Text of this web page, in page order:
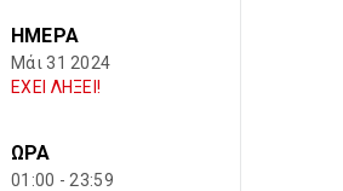
ΗΜΈΡΑ
Μάι 31 2024
ΕΧΕΙ ΛΗΞΕΙ!
ΏΡΑ
01:00 - 23:59